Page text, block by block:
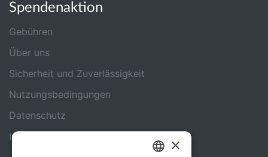
Spendenaktion
Gebühren
Über uns
Sicherheit und Zuverlässigkeit
Nutzungsbedingungen
Datenschutz
Impressum
×